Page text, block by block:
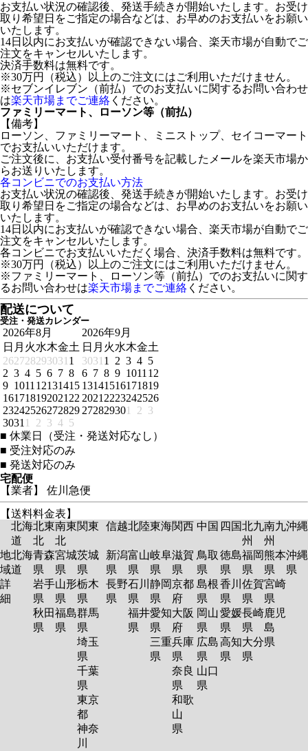
お支払い状況の確認後、発送手続きが開始いたします。お受け
取り希望日をご指定の場合などは、お早めのお支払いをお願い
いたします。
14日以内にお支払いが確認できない場合、楽天市場が自動でご
注文をキャンセルいたします。
決済手数料は無料です。
※30万円（税込）以上のご注文にはご利用いただけません。
※セブンイレブン（前払）でのお支払いに関するお問い合わせ
は楽天市場までご連絡 ください。
ファミリーマート、ローソン等（前払）
【備考】
ローソン、ファミリーマート、ミニストップ、セイコーマート
でお支払いいただけます。
ご注文後に、お支払い受付番号を記載したメールを楽天市場か
らお送りいたします。
各コンビニでのお支払い方法
お支払い状況の確認後、発送手続きが開始いたします。お受け
取り希望日をご指定の場合などは、お早めのお支払いをお願い
いたします。
14日以内にお支払いが確認できない場合、楽天市場が自動でご
注文をキャンセルいたします。
各コンビニでお支払いいただく場合、決済手数料は無料です。
※30万円（税込）以上のご注文にはご利用いただけません。
※ファミリーマート、ローソン等（前払）でのお支払いに関す
るお問い合わせは楽天市場までご連絡 ください。
配送について
受注・発送カレンダー
2026年8月
日 月 火水木金土
262728293031 1
2 3 4 5 6 7 8
9 1011 12131415
161718192021 22
23242526272829
3031 1 2 3 4 5
2026年9月
日 月 火水木金土
3031 1 2 3 4 5
6 7 8 9 1011 12
13141516171819
2021 2223242526
272829301 2 3
■ 休業日（受注・発送対応なし）
■ 受注対応のみ
■ 発送対応のみ
宅配便
【業者】 佐川急便
【送料料金表】
北海
道
北東
北
南東
北
関東 信越北陸東海関西 中国 四国北九
州
南九
州
沖縄
地
域
詳
細
北海
道
青森
県
岩手
県
秋田
県
宮城
県
山形
県
福島
県
茨城
県
栃木
県
群馬
県
埼玉
県
千葉
県
東京
都
神奈
川
新潟
県
長野
県
富山
県
石川
県
福井
県
岐阜
県
静岡
県
愛知
県
三重
県
滋賀
県
京都
府
大阪
府
兵庫
県
奈良
県
和歌
山
県
鳥取
県
島根
県
岡山
県
広島
県
山口
県
徳島
県
香川
県
愛媛
県
高知
県
福岡
県
佐賀
県
長崎
県
大分
県
熊本
県
宮崎
県
鹿児
島
県
沖縄
県